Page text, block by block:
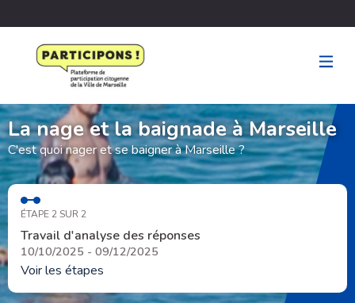
La nage et la baignade à Marseille
C'est quoi nager et se baigner à Marseille ?
ÉTAPE 2 SUR 2
Travail d'analyse des réponses
10/10/2025 - 09/12/2025
Voir les étapes